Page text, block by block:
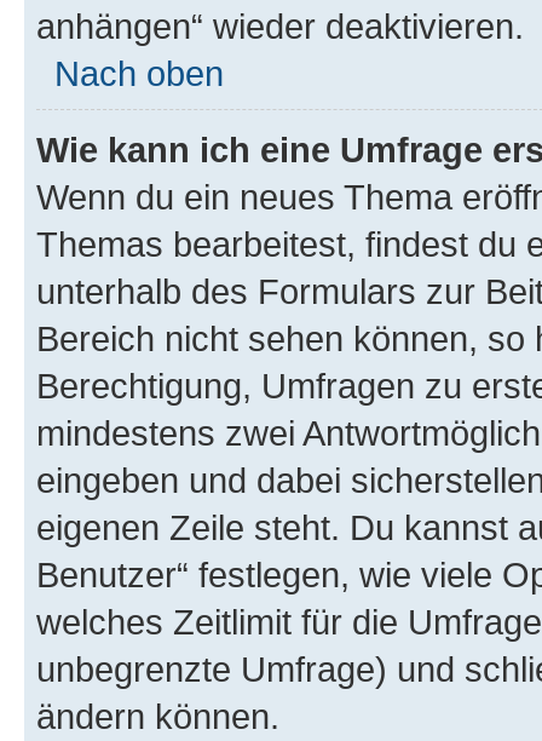
anhängen“ wieder deaktivieren.
Nach oben
Wie kann ich eine Umfrage
Wenn du ein neues Thema
Themas bearbeitest, findest du
unterhalb des Formulars zur
Bereich nicht sehen können,
Berechtigung, Umfragen zu
mindestens zwei
eingeben und dabei
eigenen Zeile steht. Du kannst
Benutzer“ festlegen, wie viele
welches Zeitlimit für die
unbegrenzte Umfrage) und
ändern können.